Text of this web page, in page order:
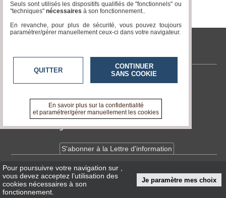
groupe
Blogs
Prémium
annuaire
Accès
tvlocale.fr
Contactez-nous
A propos de tvlocale.fr
Devenir délégué
S'abonner à la Lettre d'information
InfosCNIL/RGPD
Conditions Générales d'Utilisation
Pour poursuivre votre navigation sur
vous devez acceptez l’utilisation des
cookies nécessaires à son
fonctionnement.
Je paramètre mes choix
Seuls sont utilisés les dispositifs qualifiés de "fonctionnels" ou
"techniques" nécessaires à son fonctionnement..
En revanche, pour plus de sécurité, vous pouvez toujours
paramétrer/gérer manuellement ceux-ci dans votre navigateur.
QUITTER
CONTINUER
SANS COOKIE
En savoir plus sur la confidentialité
et paramétrer/gérer manuellement les cookies